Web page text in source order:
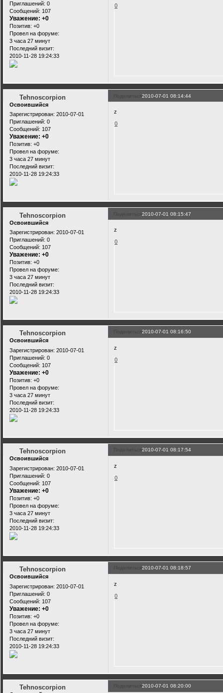
Приглашений: 0
Сообщений: 107
Уважение: +0
Позитив: +0
Провел на форуме:
3 часа 27 минут
Последний визит:
2010-11-28 19:24:33
0
Поделиться2010-07-01 08:14:44
Tehnoscorpion
Освоившийся
Зарегистрирован: 2010-07-01
Приглашений: 0
Сообщений: 107
Уважение: +0
Позитив: +0
Провел на форуме:
3 часа 27 минут
Последний визит:
2010-11-28 19:24:33
z
0
Поделиться2010-07-01 08:15:47
Tehnoscorpion
Освоившийся
Зарегистрирован: 2010-07-01
Приглашений: 0
Сообщений: 107
Уважение: +0
Позитив: +0
Провел на форуме:
3 часа 27 минут
Последний визит:
2010-11-28 19:24:33
z
0
Поделиться2010-07-01 08:16:50
Tehnoscorpion
Освоившийся
Зарегистрирован: 2010-07-01
Приглашений: 0
Сообщений: 107
Уважение: +0
Позитив: +0
Провел на форуме:
3 часа 27 минут
Последний визит:
2010-11-28 19:24:33
z
0
Поделиться2010-07-01 08:17:54
Tehnoscorpion
Освоившийся
Зарегистрирован: 2010-07-01
Приглашений: 0
Сообщений: 107
Уважение: +0
Позитив: +0
Провел на форуме:
3 часа 27 минут
Последний визит:
2010-11-28 19:24:33
z
0
Поделиться2010-07-01 08:18:57
Tehnoscorpion
Освоившийся
Зарегистрирован: 2010-07-01
Приглашений: 0
Сообщений: 107
Уважение: +0
Позитив: +0
Провел на форуме:
3 часа 27 минут
Последний визит:
2010-11-28 19:24:33
z
0
Поделиться2010-07-01 08:20:00
Tehnoscorpion